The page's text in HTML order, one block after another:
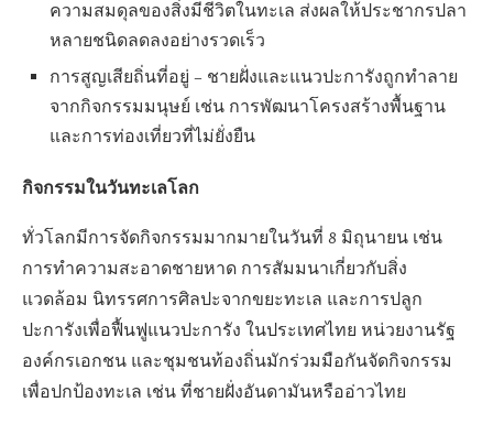
ความสมดุลของสิ่งมีชีวิตในทะเล ส่งผลให้ประชากรปลา
หลายชนิดลดลงอย่างรวดเร็ว
การสูญเสียถิ่นที่อยู่ – ชายฝั่งและแนวปะการังถูกทำลาย
จากกิจกรรมมนุษย์ เช่น การพัฒนาโครงสร้างพื้นฐาน
และการท่องเที่ยวที่ไม่ยั่งยืน
กิจกรรมในวันทะเลโลก
ทั่วโลกมีการจัดกิจกรรมมากมายในวันที่ 8 มิถุนายน เช่น
การทำความสะอาดชายหาด การสัมมนาเกี่ยวกับสิ่ง
แวดล้อม นิทรรศการศิลปะจากขยะทะเล และการปลูก
ปะการังเพื่อฟื้นฟูแนวปะการัง ในประเทศไทย หน่วยงานรัฐ
องค์กรเอกชน และชุมชนท้องถิ่นมักร่วมมือกันจัดกิจกรรม
เพื่อปกป้องทะเล เช่น ที่ชายฝั่งอันดามันหรืออ่าวไทย